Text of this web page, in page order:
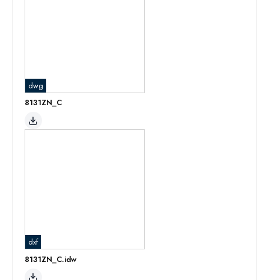
dwg
8131ZN_C
dxf
8131ZN_C.idw